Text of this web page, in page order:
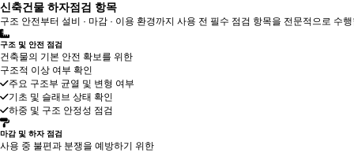
신축건물 하자점검 항목
구조 안전부터 설비 · 마감 · 이용 환경까지 사용 전 필수 점검 항목을 전문적으로 수
구조 및 안전 점검
건축물의 기본 안전 확보를 위한
구조적 이상 여부 확인
주요 구조부 균열 및 변형 여부
기초 및 슬래브 상태 확인
하중 및 구조 안정성 점검
마감 및 하자 점검
사용 중 불편과 분쟁을 예방하기 위한